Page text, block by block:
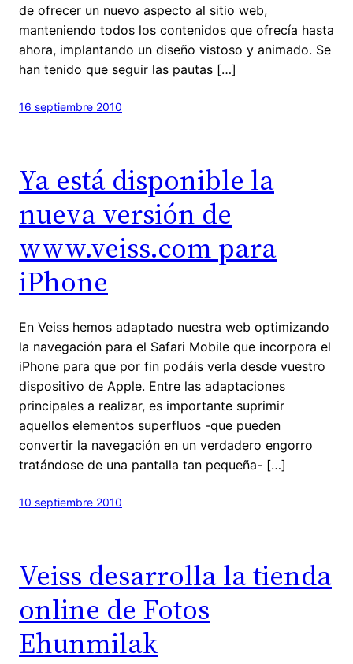
de ofrecer un nuevo aspecto al sitio web,
manteniendo todos los contenidos que ofrecía hasta
ahora, implantando un diseño vistoso y animado. Se
han tenido que seguir las pautas […]
16 septiembre 2010
Ya está disponible la
nueva versión de
www.veiss.com para
iPhone
En Veiss hemos adaptado nuestra web optimizando
la navegación para el Safari Mobile que incorpora el
iPhone para que por fin podáis verla desde vuestro
dispositivo de Apple. Entre las adaptaciones
principales a realizar, es importante suprimir
aquellos elementos superfluos -que pueden
convertir la navegación en un verdadero engorro
tratándose de una pantalla tan pequeña- […]
10 septiembre 2010
Veiss desarrolla la tienda
online de Fotos
Ehunmilak